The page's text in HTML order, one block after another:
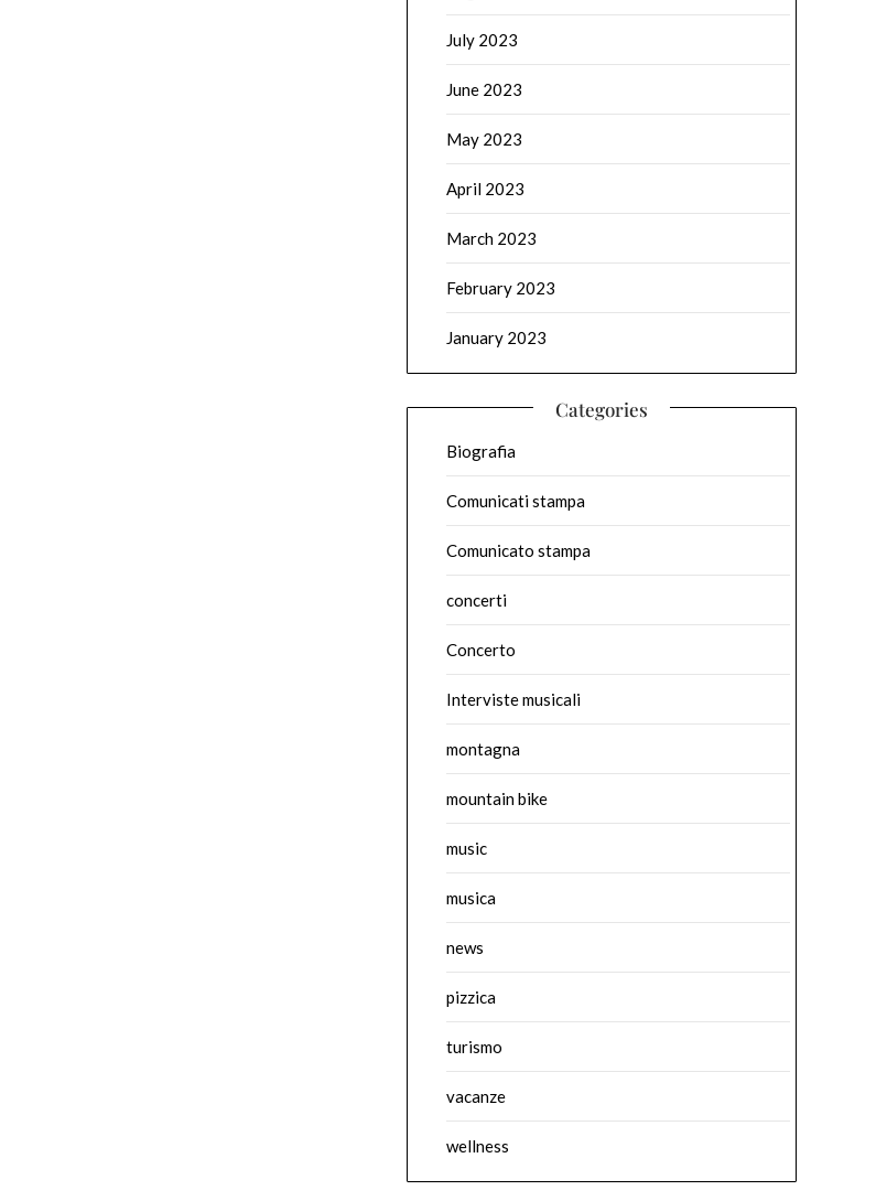
July 2023
June 2023
May 2023
April 2023
March 2023
February 2023
January 2023
Categories
Biografia
Comunicati stampa
Comunicato stampa
concerti
Concerto
Interviste musicali
montagna
mountain bike
music
musica
news
pizzica
turismo
vacanze
wellness